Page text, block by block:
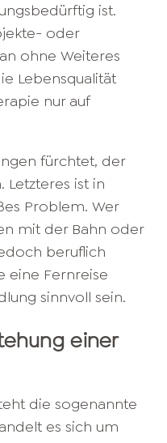
ist.
oder
ohne Weiteres
Lebensqualität
nur auf
fürchtet, der
Letzteres ist in
Problem. Wer
mit der Bahn oder
beruflich
eine Fernreise
sinnvoll sein.
einer
die sogenannte
es sich um